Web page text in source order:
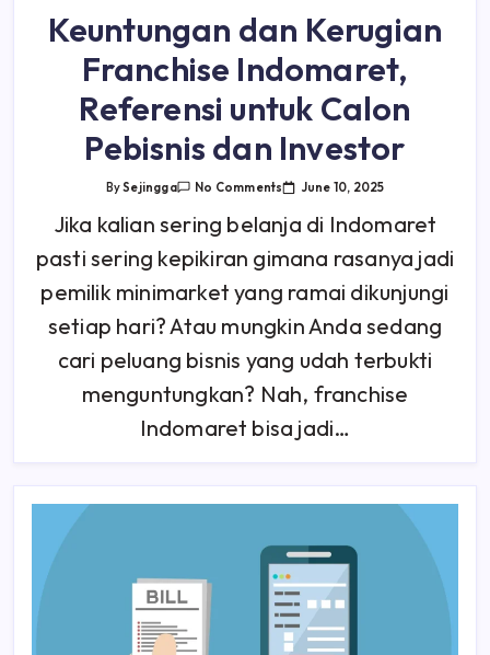
Keuntungan dan Kerugian
Franchise Indomaret,
Referensi untuk Calon
Pebisnis dan Investor
BySejingga No CommentsOn
Dan
Kerugian
Indomaret,
Referensi
Calon
Dan
June 10, 2025
Jika kalian sering belanja di Indomaret
pasti sering kepikiran gimana rasanya jadi
pemilik minimarket yang ramai dikunjungi
setiap hari? Atau mungkin Anda sedang
cari peluang bisnis yang udah terbukti
menguntungkan? Nah, franchise
Indomaret bisa jadi…